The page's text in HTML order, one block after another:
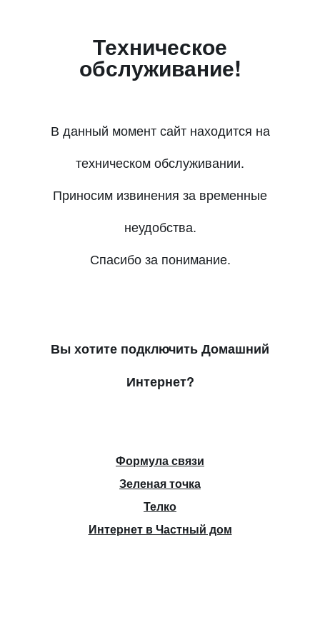
Техническое
обслуживание!
В данный момент сайт находится на
техническом обслуживании.
Приносим извинения за временные
неудобства.
Спасибо за понимание.
Вы хотите подключить Домашний
Интернет?
Формула связи
Зеленая точка
Телко
Интернет в Частный дом